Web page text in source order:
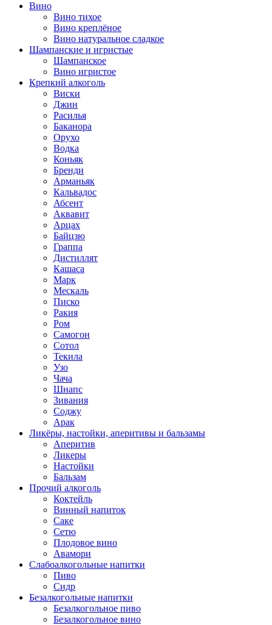
Вино
Вино тихое
Вино креплёное
Вино натуральное сладкое
Шампанские и игристые
Шампанское
Вино игристое
Крепкий алкоголь
Виски
Джин
Расилья
Баканора
Орухо
Водка
Коньяк
Бренди
Арманьяк
Кальвадос
Абсент
Аквавит
Арцах
Байцзю
Граппа
Дистиллят
Кашаса
Марк
Мескаль
Писко
Ракия
Ром
Самогон
Сотол
Текила
Узо
Чача
Шнапс
Зивания
Соджу
Арак
Ликёры, настойки, аперитивы и бальзамы
Аперитив
Ликеры
Настойки
Бальзам
Прочий алкоголь
Коктейль
Винный напиток
Саке
Сетю
Плодовое вино
Авамори
Слабоалкогольные напитки
Пиво
Сидр
Безалкогольные напитки
Безалкогольное пиво
Безалкогольное вино